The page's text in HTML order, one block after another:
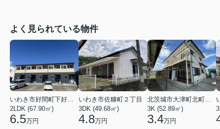
よく見られている物件
いわき市好間町下好間字中島
2LDK (67.90㎡)
6.5万円
いわき市佐糠町２丁目
3DK (49.68㎡)
4.8万円
北茨城市大津町北町４丁目
3K (52.89㎡)
3.4万円